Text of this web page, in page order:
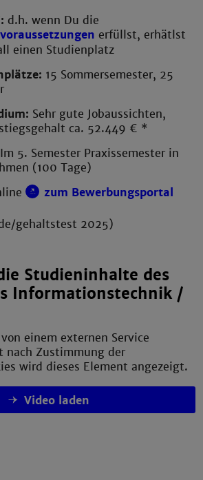
d.h. wenn Du die
erfüllst, erhätlst
einen Studienplatz
15 Sommersemester, 25
Sehr gute Jobaussichten,
ca. 52.449 € *
Im 5. Semester Praxissemester in
(100 Tage)
zum Bewerbungsportal
gehaltstest 2025)
Studieninhalte des
Informationstechnik /
einem externen Service
nach Zustimmung der
wird dieses Element angezeigt.
Video laden